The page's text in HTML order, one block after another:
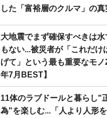
した「富裕層のクルマ」の真
大地震でまず確保すべきは
もない...被災者が「これだけ
げて」という最も重要なモ
年7月BEST】
11体のラブドールと暮らし"
為"を楽しむ...「人より人形